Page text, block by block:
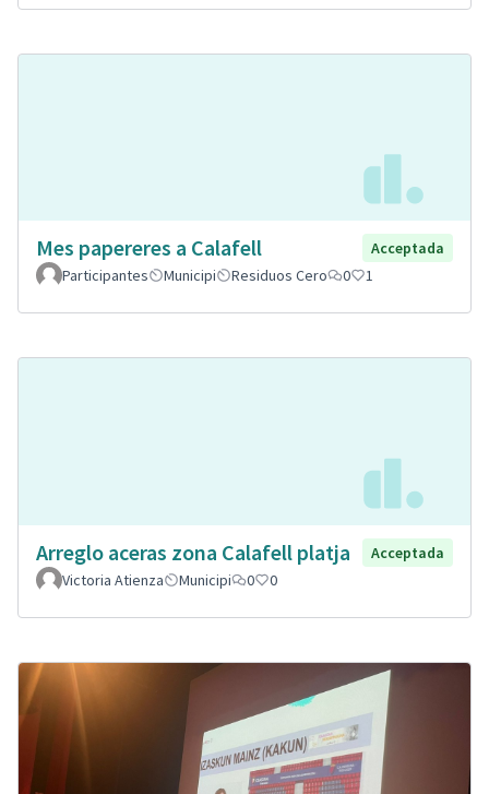
Mes papereres a Calafell
Acceptada
Participantes
Municipi Residuos Cero 0 1
Arreglo aceras zona Calafell platja
Acceptada
Victoria Atienza
Municipi 0 0